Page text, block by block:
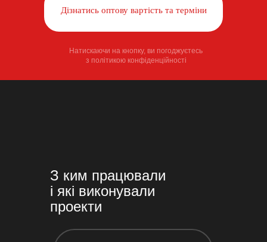
Натискаючи на кнопку, ви погоджуєтесь
з політикою конфіденційності
Дізнатись оптову вартість та терміни
З ким працювали
і які виконували
проекти